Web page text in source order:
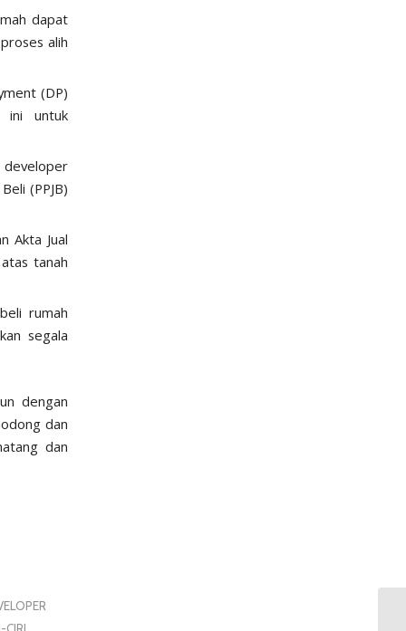
dapat
alih
(DP)
ini untuk
developer
(PPJB)
Akta Jual
tanah
rumah
segala
dengan
dan
dan
CIRI